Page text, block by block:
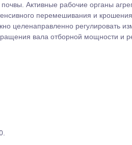
Активные рабочие органы
перемешивания и
целенаправленно регулировать
вала отборной мощности и